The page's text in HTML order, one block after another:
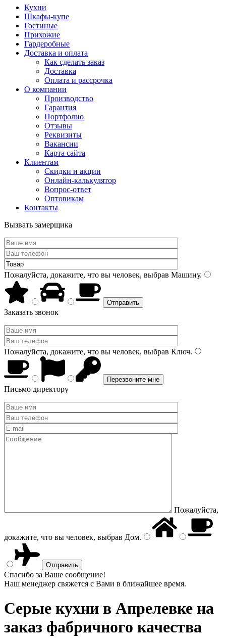
Кухни
Шкафы-купе
Гостиные
Прихожие
Гардеробные
Доставка и оплата
Как сделать заказ
Доставка
Оплата и рассрочка
О компании
Производство
Гарантия
Портфолио
Отзывы
Реквизиты
Вакансии
Карта сайта
Клиентам
Скидки и акции
Онлайн-калькулятор
Вопрос-ответ
Оптовикам
Контакты
Вызвать замерщика
Пожалуйста, докажите, что вы человек, выбрав Машину.
Заказать звонок
Пожалуйста, докажите, что вы человек, выбрав Ключ.
Письмо директору
Пожалуйста,
докажите, что вы человек, выбрав Дом.
Спасибо за Ваше сообщение!
Наш менеджер свяжется с Вами в ближайшее время.
Серые кухни в Апрелевке на
заказ фабричного качества